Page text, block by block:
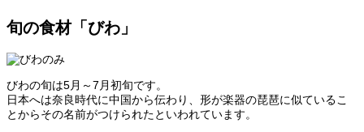
旬の食材「びわ」
びわの旬は5月～7月初旬です。
日本へは奈良時代に中国から伝わり、形が楽器の琵琶に似ているこ
とからその名前がつけられたといわれています。